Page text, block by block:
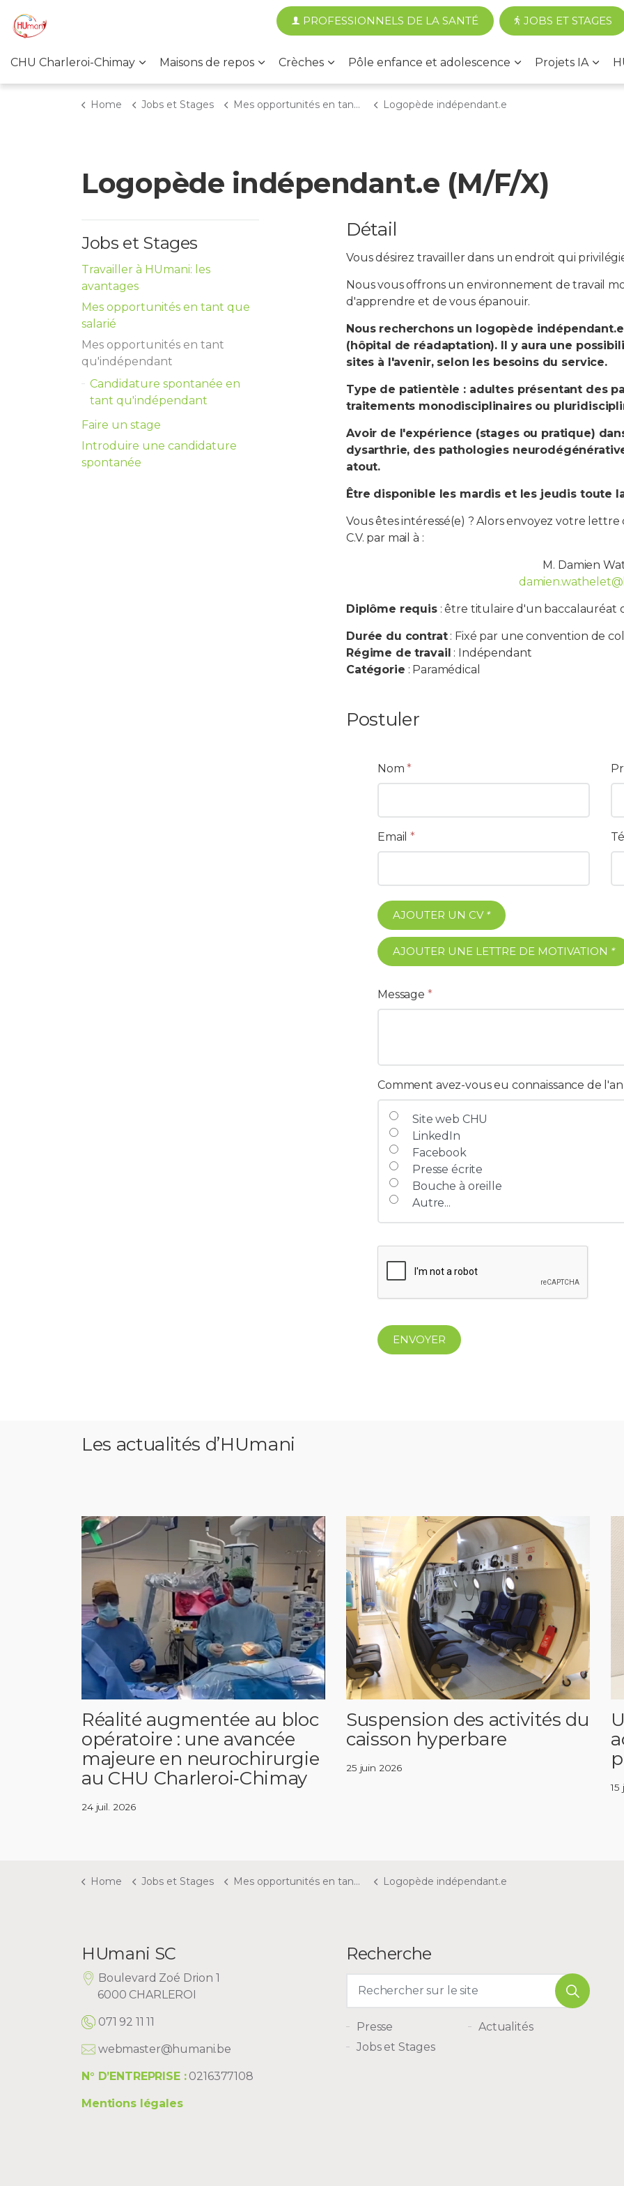
Accéder au contenu principal
CHU Charleroi-Chimay Maisons de repos Crèches Pôle enfance et adolescence Projets IA
PROFESSIONNELS DE LA SANTÉ JOBS ET STAGES
Home Jobs et Stages Mes opportunités en tant qu'indépendant Logopède indépendant.e
Logopède indépendant.e (M/F/X)
Détail
Vous désirez travailler dans un endroit qui
Nous vous offrons un environnement de travail
d'apprendre et de vous épanouir.
Nous recherchons un logopède
(hôpital de réadaptation). Il y aura une
sites à l'avenir, selon les besoins du service.
Type de patientèle : adultes présentant des
traitements monodisciplinaires ou
Avoir de l'expérience (stages ou pratique)
dysarthrie, des pathologies
atout.
Être disponible les mardis et les jeudis toute
Vous êtes intéressé(e) ? Alors envoyez votre
C.V. par mail à :
M. Damien
Diplôme requis: être titulaire d'un baccalauréat
Durée du contrat: Fixé par une convention de
Régime de travail : Indépendant
Catégorie : Paramédical
Postuler
Nom *
Email *
AJOUTER UN CV *
AJOUTER UNE LETTRE DE MOTIVATION *
Message *
Comment avez-vous eu connaissance de
Site web CHU
LinkedIn
Facebook
Presse écrite
Bouche à oreille
Autre...
ENVOYER
Jobs et Stages
Travailler à HUmani: les
avantages
Mes opportunités en tant que
salarié
Mes opportunités en tant
qu'indépendant
Candidature spontanée en
tant qu'indépendant
Faire un stage
Introduire une candidature
spontanée
Les actualités d’HUmani
Réalité augmentée au bloc
opératoire : une avancée
majeure en neurochirurgie
au CHU Charleroi‑Chimay
24 juil. 2026
Suspension des activités du
caisson hyperbare
25 juin 2026
15
Home Jobs et Stages Mes opportunités en tant qu'indépendant Logopède indépendant.e
HUmani SC
Boulevard Zoé Drion 1
6000 CHARLEROI
071 92 11 11
webmaster@humani.be
N° D’ENTREPRISE :0216377108
Mentions légales
Recherche
Presse
Actualités
Jobs et Stages